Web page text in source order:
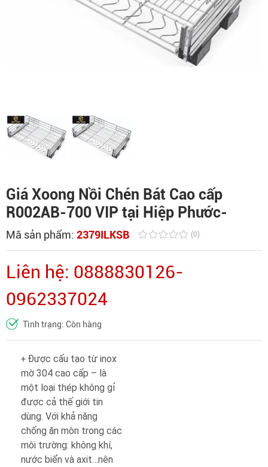
Giá Xoong Nồi Chén Bát Cao cấp
R002AB-700 VIP tại Hiệp Phước-
Mã sản phẩm: 2379ILKSB (0)
Liên hệ: 0888830126-
0962337024
Tình trạng: Còn hàng
+ Được cấu tạo từ inox
mờ 304 cao cấp – là
một loại thép không gỉ
được cả thế giới tin
dùng. Với khả năng
chống ăn mòn trong các
môi trường: không khí,
nước biển và axit…nên